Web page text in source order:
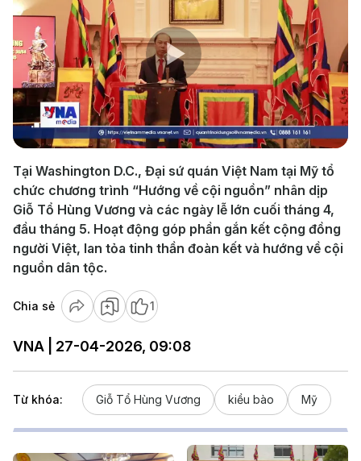
Play
Video
Tại Washington D.C., Đại sứ quán Việt Nam tại Mỹ tổ
chức chương trình “Hướng về cội nguồn” nhân dịp
Giỗ Tổ Hùng Vương và các ngày lễ lớn cuối tháng 4,
đầu tháng 5. Hoạt động góp phần gắn kết cộng đồng
người Việt, lan tỏa tinh thần đoàn kết và hướng về cội
nguồn dân tộc.
Chia sẻ 1
VNA | 27-04-2026, 09:08
Từ khóa: Giỗ Tổ Hùng Vương kiều bào Mỹ